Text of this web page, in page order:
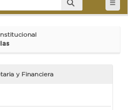
y Financiera